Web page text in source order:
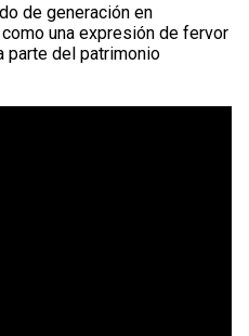
de generación en
una expresión de fervor
parte del patrimonio